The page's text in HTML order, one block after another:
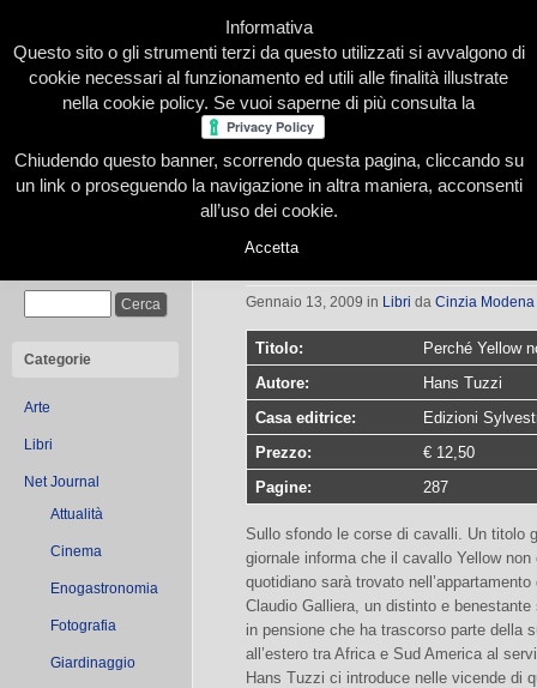
Home Presentazione Redazione Le nostre firme
Categorie
Arte
Libri
Net Journal
Attualità
Cinema
Enogastronomia
Fotografia
Giardinaggio
Perché Yellow non correrà
Gennaio 13, 2009 in Libri da Cinzia Modena
Titolo:
Perché Yellow
Autore:
Hans Tuzzi
Casa editrice:
Edizioni
Prezzo:
€ 12,50
Pagine:
287
Sullo sfondo le corse di cavalli. Un titolo
giornale informa che il cavallo Yellow non
quotidiano sarà trovato
Claudio Galliera, un distinto e benestante
in pensione che ha trascorso parte della
all’estero tra Africa e Sud America al
Hans Tuzzi ci introduce nelle vicende di
Informativa
Questo sito o gli strumenti terzi da questo utilizzati si avvalgono di
cookie necessari al funzionamento ed utili alle finalità illustrate
nella cookie policy. Se vuoi saperne di più consulta la
Chiudendo questo banner, scorrendo questa pagina, cliccando su
un link o proseguendo la navigazione in altra maniera, acconsenti
all’uso dei cookie.
Accetta